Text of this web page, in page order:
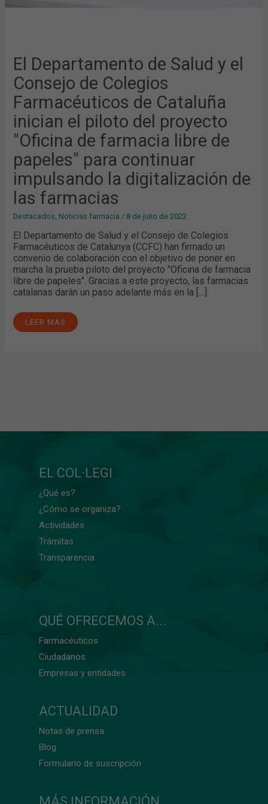
El Departamento de Salud y el
Consejo de Colegios
Farmacéuticos de Cataluña
inician el piloto del proyecto
"Oficina de farmacia libre de
papeles" para continuar
impulsando la digitalización de
las farmacias
Destacados, Noticias farmacia / 8 de julio de 2022
El Departamento de Salud y el Consejo de Colegios
Farmacéuticos de Catalunya (CCFC) han firmado un
convenio de colaboración con el objetivo de poner en
marcha la prueba piloto del proyecto "Oficina de farmacia
libre de papeles". Gracias a este proyecto, las farmacias
catalanas darán un paso adelante más en la […]
"OFICINA
PARA
CONTINUAR
IMPULSANDO
LA
DIGITALIZACIÓN
LAS
FARMACIAS
LEER MÁS
EL COL·LEGI
¿Qué es?
¿Cómo se organiza?
Actividades
Trámitas
Transparencia
QUÉ OFRECEMOS A...
Farmacéuticos
Ciudadanos
Empresas y entidades
ACTUALIDAD
Notas de prensa
Blog
Formulario de suscripción